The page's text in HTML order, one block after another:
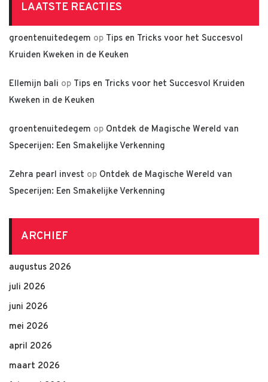
LAATSTE REACTIES
groentenuitedegem op Tips en Tricks voor het Succesvol
Kruiden Kweken in de Keuken
Ellemijn bali op Tips en Tricks voor het Succesvol Kruiden
Kweken in de Keuken
groentenuitedegem op Ontdek de Magische Wereld van
Specerijen: Een Smakelijke Verkenning
Zehra pearl invest op Ontdek de Magische Wereld van
Specerijen: Een Smakelijke Verkenning
ARCHIEF
augustus 2026
juli 2026
juni 2026
mei 2026
april 2026
maart 2026